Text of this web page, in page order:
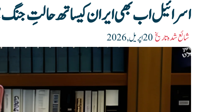
اسرائیل اب بھی ایران کیساتھ حالتِ جنگ
شائع شدہ تاریخ